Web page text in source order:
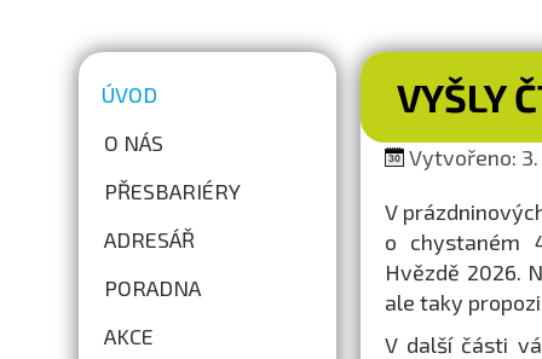
ÚVOD
O NÁS
PŘESBARIÉRY
ADRESÁŘ
PORADNA
AKCE
VYŠLY
Vytvořeno: 3.
V
o chystaném
Hvězdě 2026.
ale taky
V další části